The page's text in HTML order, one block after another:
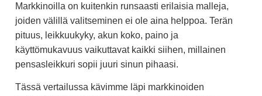
Markkinoilla on kuitenkin runsaasti erilaisia malleja,
joiden välillä valitseminen ei ole aina helppoa. Terän
pituus, leikkuukyky, akun koko, paino ja
käyttömukavuus vaikuttavat kaikki siihen, millainen
pensasleikkuri sopii juuri sinun pihaasi.
Tässä vertailussa kävimme läpi markkinoiden